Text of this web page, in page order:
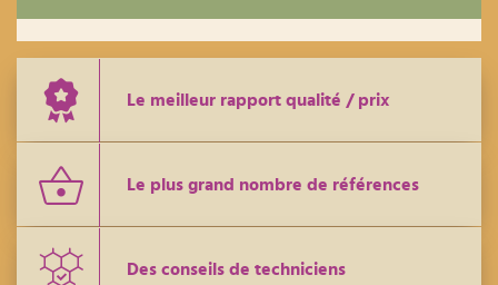
Le meilleur rapport qualité / prix
Le plus grand nombre de références
Des conseils de techniciens